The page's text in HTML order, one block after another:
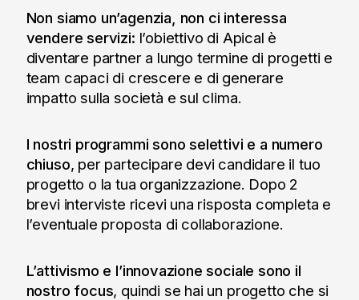
Non siamo un’agenzia, non ci interessa
vendere servizi: l’obiettivo di Apical è
diventare partner a lungo termine di progetti e
team capaci di crescere e di generare
impatto sulla società e sul clima.
I nostri programmi sono selettivi e a numero
chiuso, per partecipare devi candidare il tuo
progetto o la tua organizzazione. Dopo 2
brevi interviste ricevi una risposta completa e
l’eventuale proposta di collaborazione.
L’attivismo e l’innovazione sociale sono il
nostro focus, quindi se hai un progetto che si